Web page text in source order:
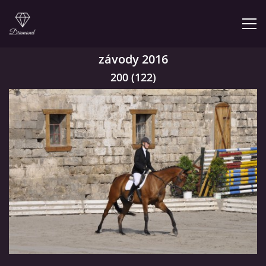
NABÍZÍME
PRODEJNA JEZDECKÝCH POTŘEB
FOTOALBUM
KONTAKT
KONĚ JK MIRA
závody 2016
200 (122)